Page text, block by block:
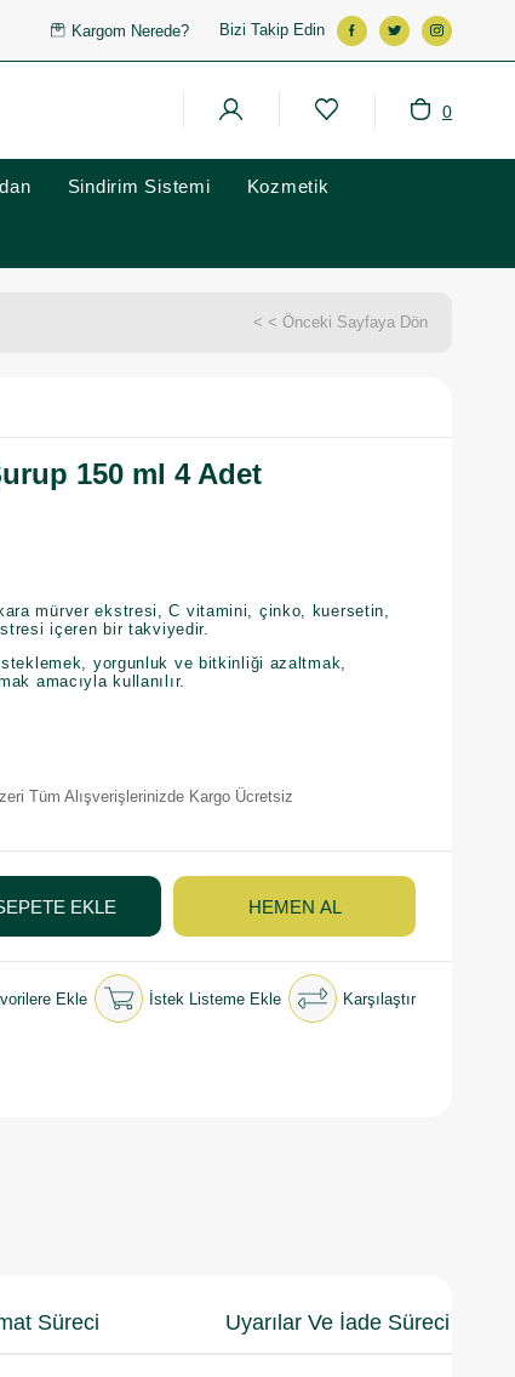
Kargom Nerede? Bizi Takip Edin
0
Sindirim Sistemi Kozmetik
< < Önceki Sayfaya Dön
150 ml 4 Adet
mürver ekstresi, C vitamini, çinko, kuersetin,
içeren bir takviyedir.
yorgunluk ve bitkinliği azaltmak,
amacıyla kullanılır.
Tüm Alışverişlerinizde Kargo Ücretsiz
Ekle İstek Listeme Ekle Karşılaştır
Süreci Uyarılar Ve İade Süreci